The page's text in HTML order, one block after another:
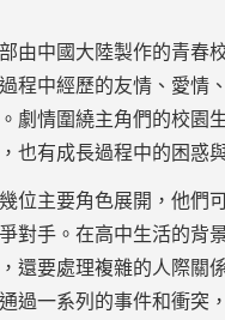
由中國大陸製作的青春
程中經歷的友情、愛情
劇情圍繞主角們的校園
也有成長過程中的困惑
位主要角色展開，他們
對手。在高中生活的背
還要處理複雜的人際關
過一系列的事件和衝突